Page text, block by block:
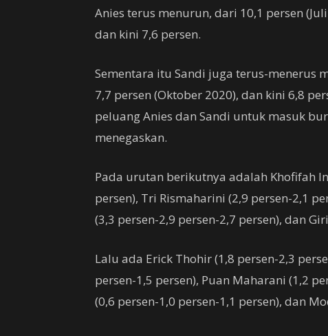
Anies terus menurun, dari 10,1 persen
dan kini 7,6 persen.
Sementara itu Sandi juga terus-menerus
7,7 persen (Oktober 2020), dan kini 6,8
peluang Anies dan Sandi untuk masuk
menegaskan.
Pada urutan berikutnya adalah Khofifah
persen), Tri Rismaharini (2,9 persen-2,1
(3,3 persen-2,9 persen-2,7 persen), dan
Lalu ada Erick Thohir (1,8 persen-2,3
persen-1,5 persen), Puan Maharani (1,2
(0,6 persen-1,0 persen-1,1 persen), dan